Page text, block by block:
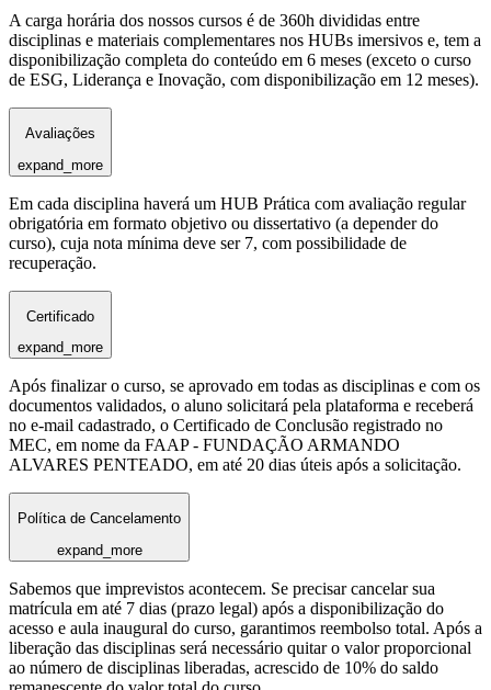
A carga horária dos nossos cursos é de 360h divididas entre
disciplinas e materiais complementares nos HUBs imersivos e, tem a
disponibilização completa do conteúdo em 6 meses (exceto o curso
de ESG, Liderança e Inovação, com disponibilização em 12 meses).
Avaliações
expand_more
Em cada disciplina haverá um HUB Prática com avaliação regular
obrigatória em formato objetivo ou dissertativo (a depender do
curso), cuja nota mínima deve ser 7, com possibilidade de
recuperação.
Certificado
expand_more
Após finalizar o curso, se aprovado em todas as disciplinas e com os
documentos validados, o aluno solicitará pela plataforma e receberá
no e-mail cadastrado, o Certificado de Conclusão registrado no
MEC, em nome da FAAP - FUNDAÇÃO ARMANDO
ALVARES PENTEADO, em até 20 dias úteis após a solicitação.
Política de Cancelamento
expand_more
Sabemos que imprevistos acontecem. Se precisar cancelar sua
matrícula em até 7 dias (prazo legal) após a disponibilização do
acesso e aula inaugural do curso, garantimos reembolso total. Após a
liberação das disciplinas será necessário quitar o valor proporcional
ao número de disciplinas liberadas, acrescido de 10% do saldo